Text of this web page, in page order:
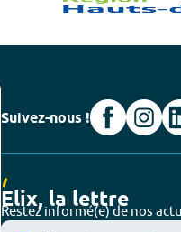
Suivez-nous !
Elix, la lettre
Restez informé(e) de nos